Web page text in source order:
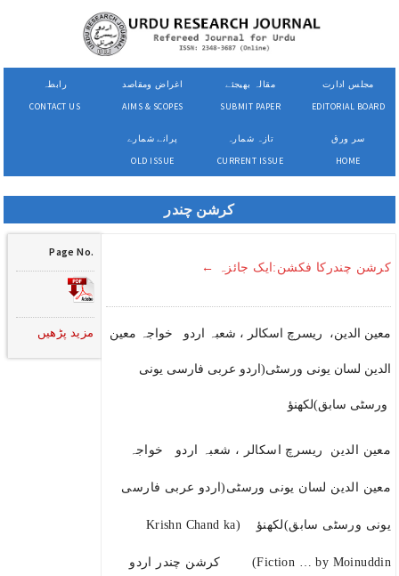
رابطہ
CONTACT US
اغراض ومقاصد
AIMS & SCOPES
مقالہ بھیجئے
SUBMIT PAPER
مجلس ادارت
EDITORIAL BOARD
پرانے شمارے
OLD ISSUE
تازہ شمارہ
CURRENT ISSUE
سر ورق
HOME
کرشن چندر
کرشن چندرکا فکشن:ایک جائزہ ←
معین الدین، ریسرچ اسکالر ، شعبہ اردو خواجہ معین
الدین لسان یونی ورسٹی(اردو عربی فارسی یونی
معین الدین ریسرچ اسکالر ، شعبہ اردو خواجہ
معین الدین لسان یونی ورسٹی(اردو عربی فارسی
یونی ورسٹی سابق)لکھنؤ (Krishn Chand ka
Fiction … by Moinuddin) کرشن چندر اردو
Page No.
مزید پڑھیں